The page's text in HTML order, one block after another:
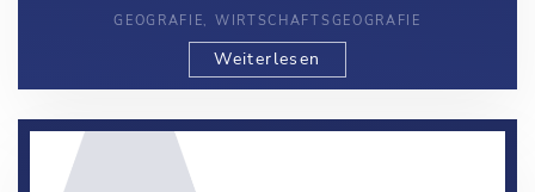
GEOGRAFIE, WIRTSCHAFTSGEOGRAFIE
Weiterlesen